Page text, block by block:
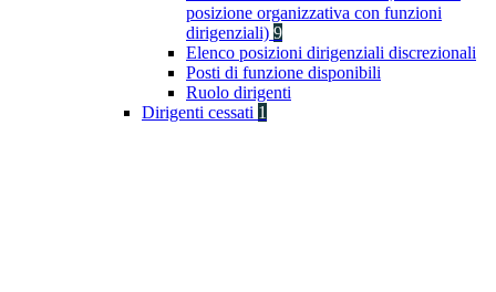
posizione organizzativa con funzioni
dirigenziali) 9
Elenco posizioni dirigenziali discrezionali
Posti di funzione disponibili
Ruolo dirigenti
Dirigenti cessati 1